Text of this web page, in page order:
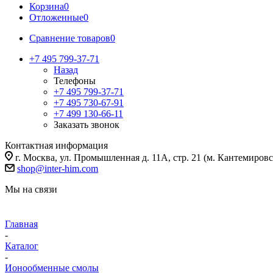
Корзина0
Отложенные0
Сравнение товаров0
+7 495 799-37-71
Назад
Телефоны
+7 495 799-37-71
+7 495 730-67-91
+7 499 130-66-11
Заказать звонок
Контактная информация
г. Москва, ул. Промышленная д. 11А, стр. 21 (м.
shop@inter-him.com
Мы на связи
Главная
-
Каталог
-
Ионообменные смолы